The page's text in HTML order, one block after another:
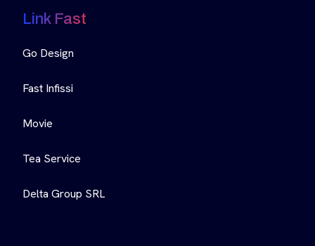
Link Fast
Go Design
Fast Infissi
Movie
Tea Service
Delta Group SRL